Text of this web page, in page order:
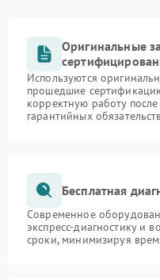
Оригинальные
Используются
прошедшие
корректную работу
гарантийных
Бесплатная
Современное
экспресс-диагностику и
сроки, минимизируя